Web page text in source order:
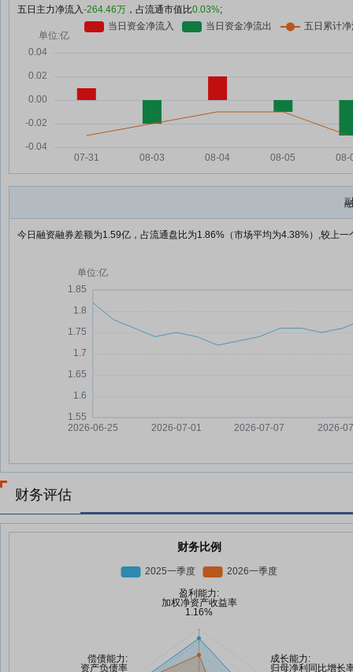
五日主力净流入-264.46万 ，占流通市值比0.03%;
今日融资融券差额为1.59亿，占流通盘比为1.86%（市场平均为4.38%）,较上一
财务评估
财务比例